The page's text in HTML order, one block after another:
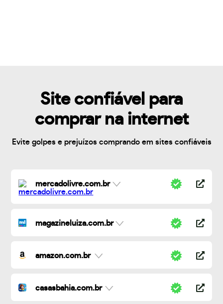
Site confiável para
comprar na internet
Evite golpes e prejuízos comprando em sites confiáveis
mercadolivre.com.br
magazineluiza.com.br
amazon.com.br
casasbahia.com.br